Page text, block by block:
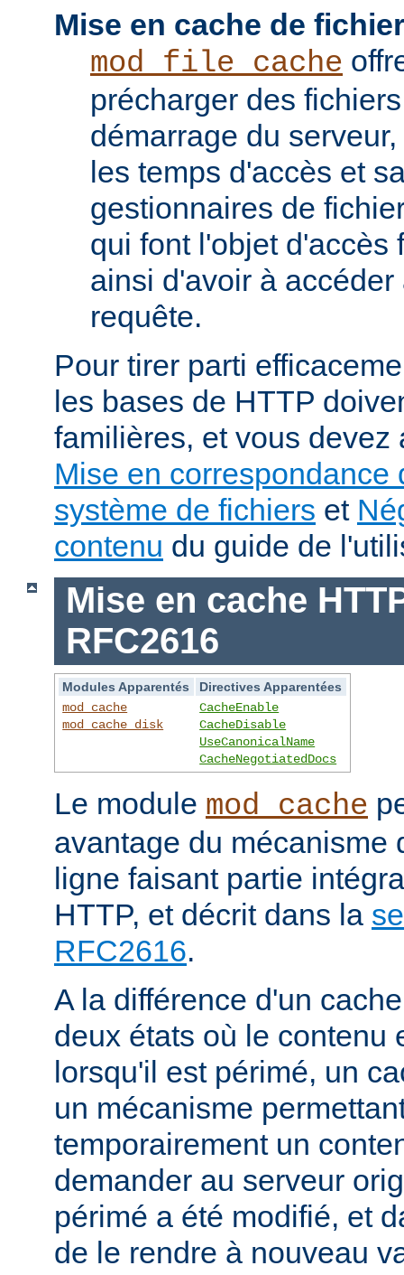
Mise en cache de
mod_file_cache
précharger des
démarrage du
les temps d'accès et
gestionnaires de
qui font l'objet d'accès
ainsi d'avoir à
requête.
Pour tirer parti
les bases de HTTP
familières, et vous devez
Mise en correspondance
système de fichiers et
contenu du guide de
Mise en cache
RFC2616
Modules Apparentés
Directives Apparentées
mod_cache
mod_cache_disk
CacheEnable
CacheDisable
UseCanonicalName
CacheNegotiatedDocs
Le module mod_cache
avantage du mécanisme
ligne faisant partie
HTTP, et décrit dans la
RFC2616.
A la différence d'un
deux états où le contenu
lorsqu'il est périmé, un
un mécanisme
temporairement un
demander au serveur
périmé a été modifié, et
de le rendre à nouveau